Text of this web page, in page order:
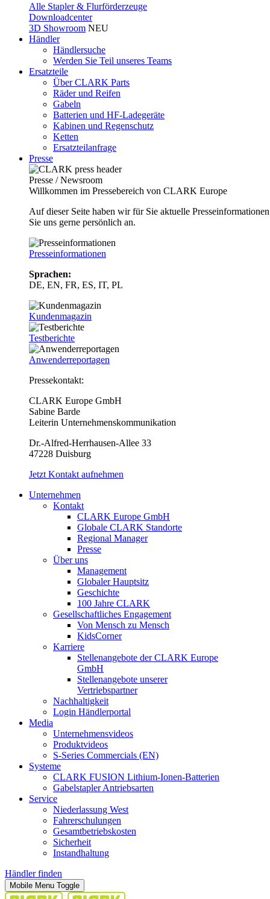
Alle Stapler & Flurförderzeuge
Downloadcenter
3D Showroom NEU
Händler
Händlersuche
Werden Sie Teil unseres Teams
Ersatzteile
Über CLARK Parts
Räder und Reifen
Gabeln
Batterien und HF-Ladegeräte
Kabinen und Regenschutz
Ketten
Ersatzteilanfrage
Presse
Presse / Newsroom
Willkommen im Pressebereich von CLARK Europe
Auf dieser Seite haben wir für Sie aktuelle
Sie uns gerne persönlich an.
Presseinformationen
Sprachen:
DE, EN, FR, ES, IT, PL
Kundenmagazin
Testberichte
Anwenderreportagen
Pressekontakt:
CLARK Europe GmbH
Sabine Barde
Leiterin Unternehmenskommunikation
Dr.-Alfred-Herrhausen-Allee 33
47228 Duisburg
Jetzt Kontakt aufnehmen
Unternehmen
Kontakt
CLARK Europe GmbH
Globale CLARK Standorte
Regional Manager
Presse
Über uns
Management
Globaler Hauptsitz
Geschichte
100 Jahre CLARK
Gesellschaftliches Engagement
Von Mensch zu Mensch
KidsCorner
Karriere
Stellenangebote der CLARK Europe
GmbH
Stellenangebote unserer
Vertriebspartner
Nachhaltigkeit
Login Händlerportal
Media
Unternehmensvideos
Produktvideos
S-Series Commercials (EN)
Systeme
CLARK FUSION Lithium-Ionen-Batterien
Gabelstapler Antriebsarten
Service
Niederlassung West
Fahrerschulungen
Gesamtbetriebskosten
Sicherheit
Instandhaltung
Händler finden
Mobile Menu Toggle